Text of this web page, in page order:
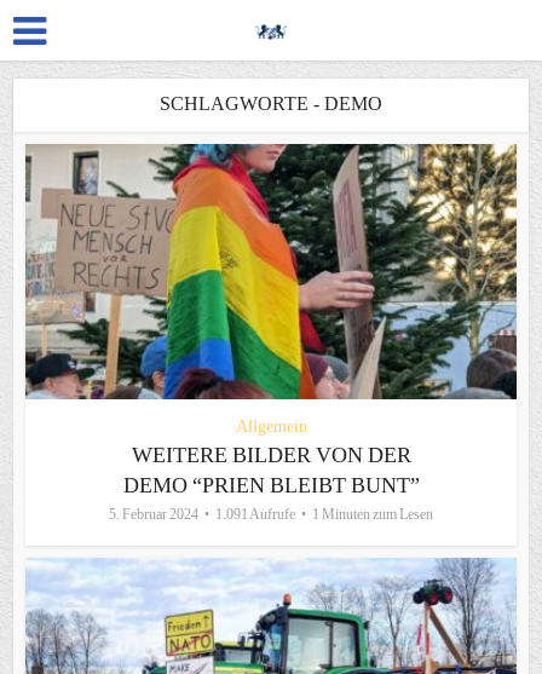
SCHLAGWORTE - DEMO
Allgemein
WEITERE BILDER VON DER
DEMO “PRIEN BLEIBT BUNT”
5. Februar 2024 1.091 Aufrufe 1 Minuten zum Lesen